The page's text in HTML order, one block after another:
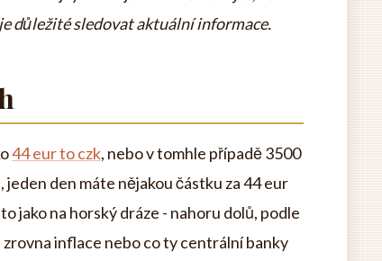
důležité sledovat aktuální informace.
44 eur to czk, nebo v tomhle případě 3500
den máte nějakou částku za 44 eur
jako na horský dráze - nahoru dolů, podle
inflace nebo co ty centrální banky